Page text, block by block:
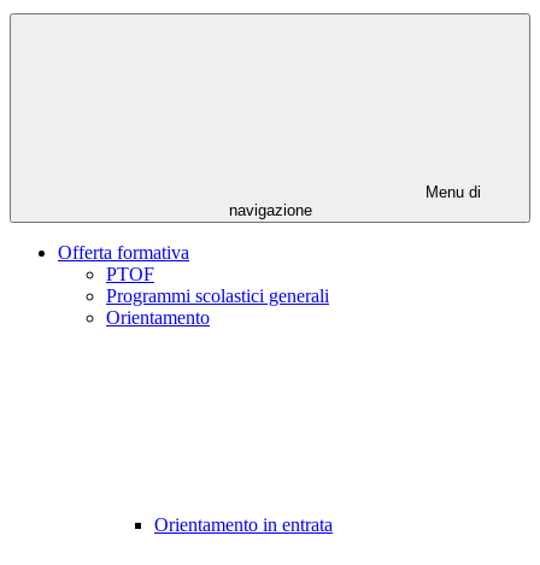
Menu di
navigazione
Offerta formativa
PTOF
Programmi scolastici generali
Orientamento
Orientamento in entrata